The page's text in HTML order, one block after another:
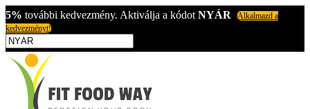
5% további kedvezmény. Aktiválja a kódot NYÁR
Alkalmazd a
kedvezményt!